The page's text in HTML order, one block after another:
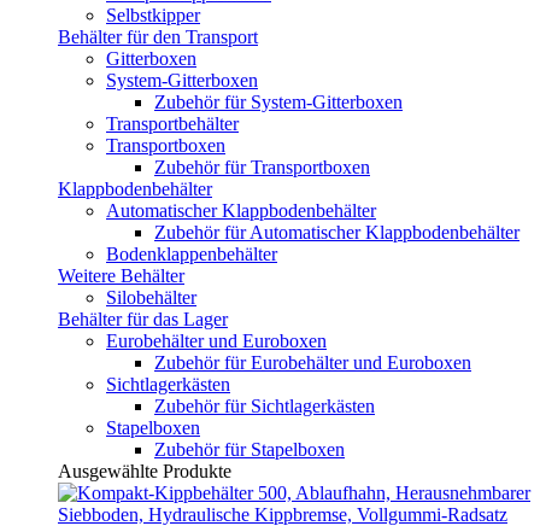
Selbstkipper
Behälter für den Transport
Gitterboxen
System-Gitterboxen
Zubehör für System-Gitterboxen
Transportbehälter
Transportboxen
Zubehör für Transportboxen
Klappbodenbehälter
Automatischer Klappbodenbehälter
Zubehör für Automatischer Klappbodenbehälter
Bodenklappenbehälter
Weitere Behälter
Silobehälter
Behälter für das Lager
Eurobehälter und Euroboxen
Zubehör für Eurobehälter und Euroboxen
Sichtlagerkästen
Zubehör für Sichtlagerkästen
Stapelboxen
Zubehör für Stapelboxen
Ausgewählte Produkte